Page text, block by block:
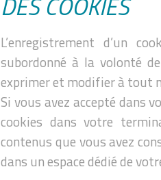
L’enregistrement d’un
subordonné à la volonté
exprimer et modifier à tout
Si vous avez accepté dans
cookies dans votre
contenus que vous avez
dans un espace dédié de